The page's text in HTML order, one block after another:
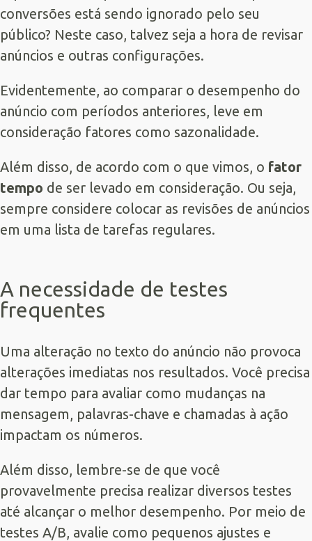
conversões está sendo ignorado pelo seu
público? Neste caso, talvez seja a hora de revisar
anúncios e outras configurações.
Evidentemente, ao comparar o desempenho do
anúncio com períodos anteriores, leve em
consideração fatores como sazonalidade.
Além disso, de acordo com o que vimos, o fator
tempo de ser levado em consideração. Ou seja,
sempre considere colocar as revisões de anúncios
em uma lista de tarefas regulares.
A necessidade de testes
frequentes
Uma alteração no texto do anúncio não provoca
alterações imediatas nos resultados. Você precisa
dar tempo para avaliar como mudanças na
mensagem, palavras-chave e chamadas à ação
impactam os números.
Além disso, lembre-se de que você
provavelmente precisa realizar diversos testes
até alcançar o melhor desempenho. Por meio de
testes A/B, avalie como pequenos ajustes e